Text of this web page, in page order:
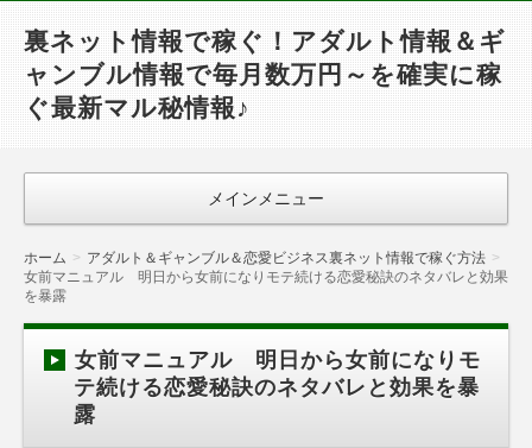
裏ネット情報で稼ぐ！アダルト情報＆ギ
ャンブル情報で毎月数万円～を確実に稼
ぐ最新マル秘情報♪
メインメニュー
ホーム
アダルト＆ギャンブル＆恋愛ビジネス裏ネット情報で稼ぐ方法
女前マニュアル 明日から女前になりモテ続ける恋愛秘訣のネタバレと効果
を暴露
女前マニュアル 明日から女前になりモ
テ続ける恋愛秘訣のネタバレと効果を暴
露